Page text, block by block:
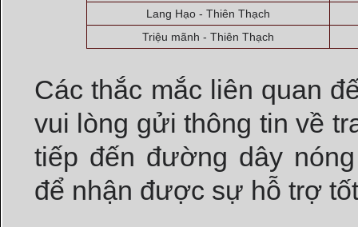
Lang Hạo - Thiên Thạch
Triệu mãnh - Thiên Thạch
Các thắc mắc liên quan
vui lòng gửi thông tin về
tiếp đến đường dây
để nhận được sự hỗ trợ